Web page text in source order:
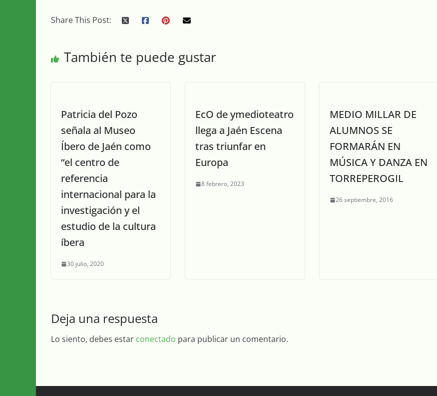
Share This Post:
También te puede gustar
Patricia del Pozo
señala al Museo
Íbero de Jaén como
“el centro de
referencia
internacional para la
investigación y el
estudio de la cultura
íbera
30 julio, 2020
EcO de ymedioteatro
llega a Jaén Escena
tras triunfar en
Europa
8 febrero, 2023
MEDIO MILLAR DE
ALUMNOS SE
FORMARÁN EN
MÚSICA Y DANZA EN
TORREPEROGIL
26 septiembre, 2016
Deja una respuesta
Lo siento, debes estar conectado para publicar un comentario.